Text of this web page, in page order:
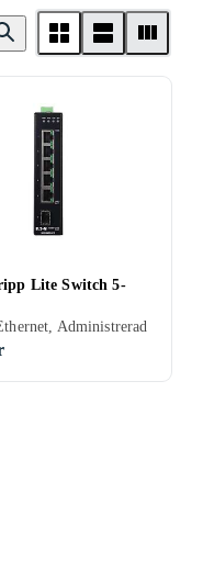
Lite Switch 5-
Administrerad